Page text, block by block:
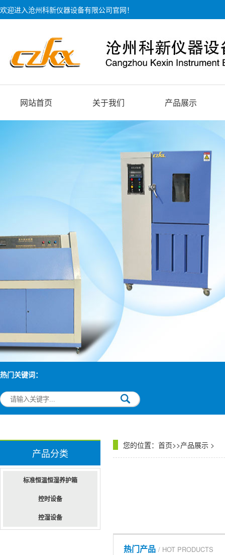
欢迎进入沧州科新仪器设备有限公司官网！
网站首页 关于我们 产品展示
热门关键词：
产品分类
标准恒温恒湿养护箱
控时设备
控湿设备
您的位置： 首页>>产品展示 >
热门产品 / HOT PRODUCTS